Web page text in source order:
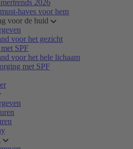
2026
haves voor hem
voor de huid
voor het gezicht
SPF
voor het hele lichaam
met SPF